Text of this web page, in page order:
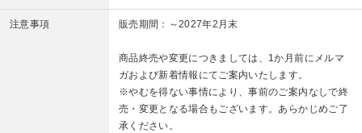
注意事項 販売期間：～2027年2月末
商品終売や変更につきましては、1か月前にメルマ
ガおよび新着情報にてご案内いたします。
※やむを得ない事情により、事前のご案内なしで終
売・変更となる場合もございます。あらかじめご了
承ください。